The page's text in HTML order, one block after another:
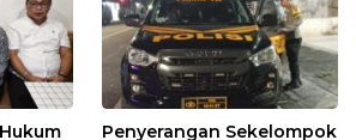
Penyerangan Sekelompok